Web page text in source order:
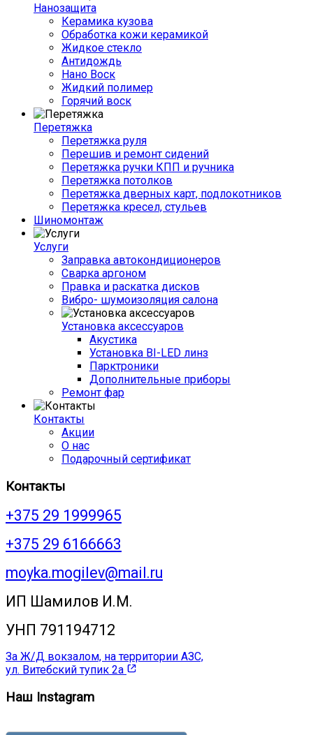
Нанозащита
Керамика кузова
Обработка кожи керамикой
Жидкое стекло
Антидождь
Нано Воск
Жидкий полимер
Горячий воск
Перетяжка
Перетяжка руля
Перешив и ремонт сидений
Перетяжка ручки КПП и ручника
Перетяжка потолков
Перетяжка дверных карт, подлокотников
Перетяжка кресел, стульев
Шиномонтаж
Услуги
Заправка автокондиционеров
Сварка аргоном
Правка и раскатка дисков
Вибро- шумоизоляция салона
Установка аксессуаров
Акустика
Установка BI-LED линз
Парктроники
Дополнительные приборы
Ремонт фар
Контакты
Акции
О нас
Подарочный сертификат
Контакты
+375 29 1999965
+375 29 6166663
moyka.mogilev@mail.ru
ИП Шамилов И.М.
УНП 791194712
За Ж/Д вокзалом, на территории АЗС,
ул. Витебский тупик 2а
Наш Instagram